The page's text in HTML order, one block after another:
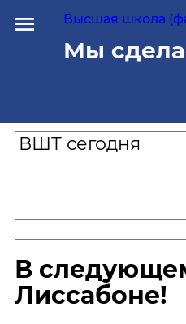
Высшая школа
Мы
В
Лиссабоне!